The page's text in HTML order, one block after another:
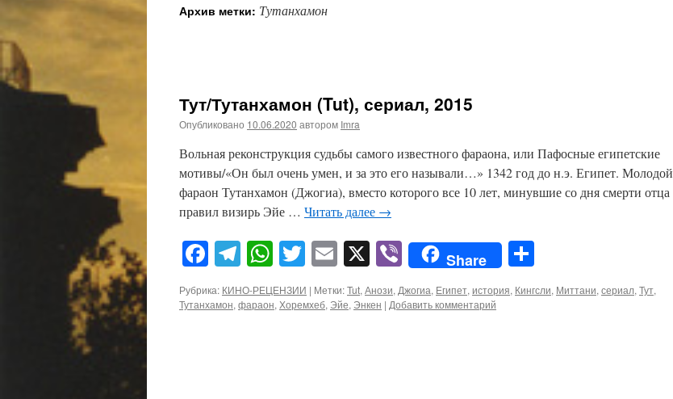
Архив метки: Тутанхамон
Тут/Тутанхамон (Tut), сериал, 2015
Опубликовано 10.06.2020 автором Imra
Вольная реконструкция судьбы самого известного фараона, или Пафосные египетские
мотивы/«Он был очень умен, и за это его называли…» 1342 год до н.э. Египет. Молодой
фараон Тутанхамон (Джогиа), вместо которого все 10 лет, минувшие со дня смерти отца
правил визирь Эйе … Читать далее →
Facebook
Telegram
WhatsApp
Twitter
Email
X ViberShare
Рубрика: КИНО-РЕЦЕНЗИИ | Метки:Tut,Анози,Джогиа, Египет,история, Кингсли, Миттани,сериал,Тут,
Тутанхамон,фараон,Хоремхеб, Эйе, Энкен | Добавить комментарий